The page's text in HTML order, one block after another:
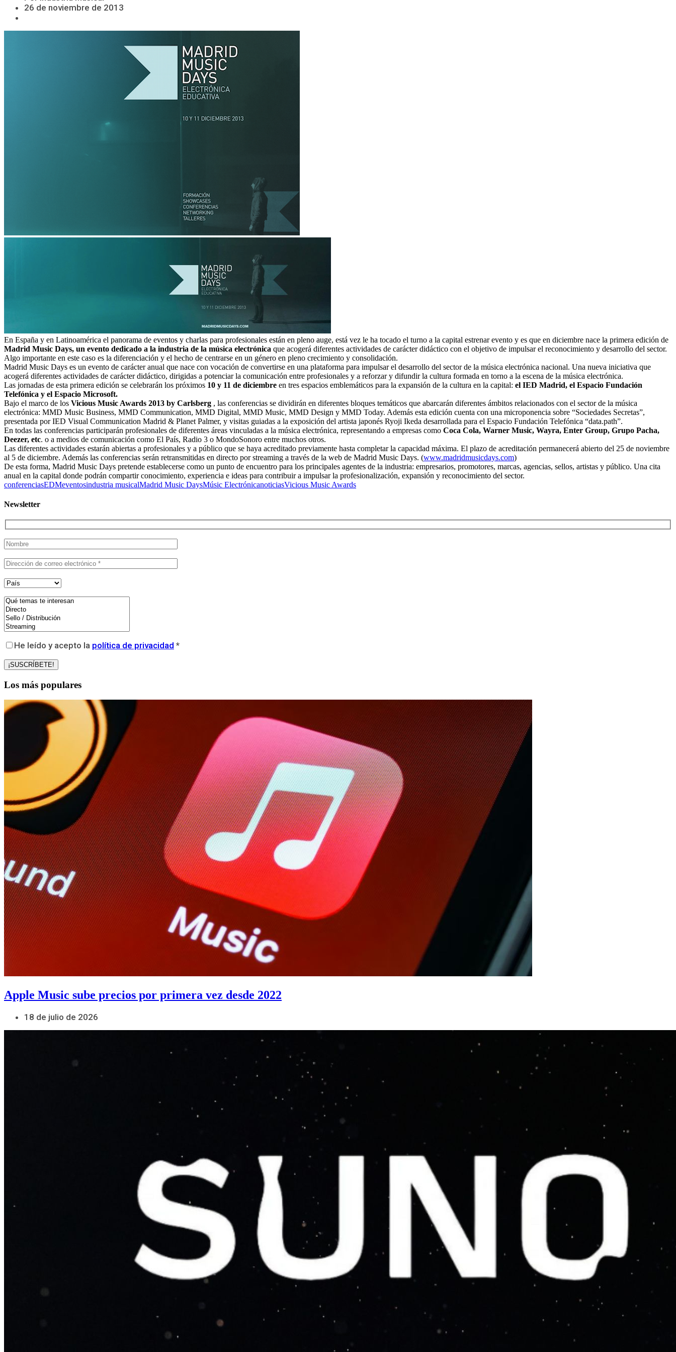
26 de noviembre de 2013
En España y en Latinoamérica el panorama de eventos y charlas para profesionales están en pleno auge, está vez le ha tocado el turno a la capital estrenar evento y es que en diciembre nace la primera edición de
Madrid Music Days, un evento dedicado a la industria de la música electrónica que acogerá diferentes actividades de carácter didáctico con el objetivo de impulsar el reconocimiento y desarrollo del sector.
Algo importante en este caso es la diferenciación y el hecho de centrarse en un género en pleno crecimiento y consolidación.
Madrid Music Days es un evento de carácter anual que nace con vocación de convertirse en una plataforma para impulsar el desarrollo del sector de la música electrónica nacional. Una nueva iniciativa que
acogerá diferentes actividades de carácter didáctico, dirigidas a potenciar la comunicación entre profesionales y a reforzar y difundir la cultura formada en torno a la escena de la música electrónica.
Las jornadas de esta primera edición se celebrarán los próximos 10 y 11 de diciembre en tres espacios emblemáticos para la expansión de la cultura en la capital: el IED Madrid, el Espacio Fundación
Telefónica y el Espacio Microsoft.
Bajo el marco de los Vicious Music Awards 2013 by Carlsberg , las conferencias se dividirán en diferentes bloques temáticos que abarcarán diferentes ámbitos relacionados con el sector de la música
electrónica: MMD Music Business, MMD Communication, MMD Digital, MMD Music, MMD Design y MMD Today. Además esta edición cuenta con una microponencia sobre “Sociedades Secretas”,
presentada por IED Visual Communication Madrid & Planet Palmer, y visitas guiadas a la exposición del artista japonés Ryoji Ikeda desarrollada para el Espacio Fundación Telefónica “data.path”.
En todas las conferencias participarán profesionales de diferentes áreas vinculadas a la música electrónica, representando a empresas como Coca Cola, Warner Music, Wayra, Enter Group, Grupo Pacha,
Deezer, etc. o a medios de comunicación como El País, Radio 3 o MondoSonoro entre muchos otros.
Las diferentes actividades estarán abiertas a profesionales y a público que se haya acreditado previamente hasta completar la capacidad máxima. El plazo de acreditación permanecerá abierto del 25 de noviembre
al 5 de diciembre. Además las conferencias serán retransmitidas en directo por streaming a través de la web de Madrid Music Days. (www.madridmusicdays.com)
De esta forma, Madrid Music Days pretende establecerse como un punto de encuentro para los principales agentes de la industria: empresarios, promotores, marcas, agencias, sellos, artistas y público. Una cita
anual en la capital donde podrán compartir conocimiento, experiencia e ideas para contribuir a impulsar la profesionalización, expansión y reconocimiento del sector.
conferenciasEDMeventosindustria musicalMadrid Music DaysMúsic ElectrónicanoticiasVicious Music Awards
Newsletter
He leído y acepto la política de privacidad *
Los más populares
Apple Music sube precios por primera vez desde 2022
18 de julio de 2026